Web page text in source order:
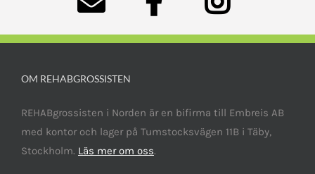
OM REHABGROSSISTEN
REHABgrossisten i Norden är en bifirma till Embreis AB
med kontor och lager på Tumstocksvägen 11B i Täby,
Stockholm. Läs mer om oss.